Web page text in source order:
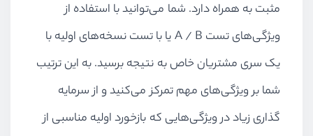
مثبت به همراه دارد. شما می‌توانید با استفاده از
ویژگی‌های تست A / Bیا با تست نسخه‌‌های اولیه با
یک سری مشتریان خاص به نتیجه برسید. به این ترتیب
شما بر ویژگی‌های مهم تمرکز می‌کنید و از سرمایه
گذاری زیاد در ویژگی‌هایی که بازخورد اولیه مناسبی از